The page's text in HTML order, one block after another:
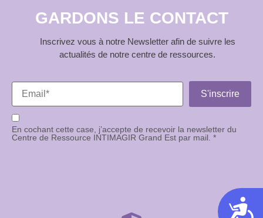
GARDONS LE CONTACT
Inscrivez vous à notre Newsletter afin de suivre les
actualités de notre centre de ressources.
En cochant cette case, j’accepte de recevoir la newsletter du
Centre de Ressource INTIMAGIR Grand Est par mail. *